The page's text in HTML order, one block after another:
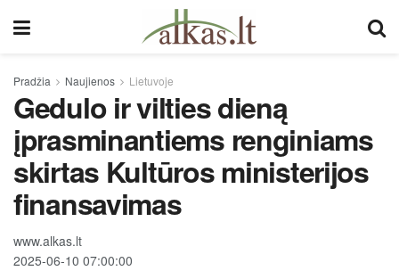
Pradžia Naujienos Lietuvoje
Gedulo ir vilties dieną
įprasminantiems renginiams
skirtas Kultūros ministerijos
finansavimas
www.alkas.lt
2025-06-10 07:00:00